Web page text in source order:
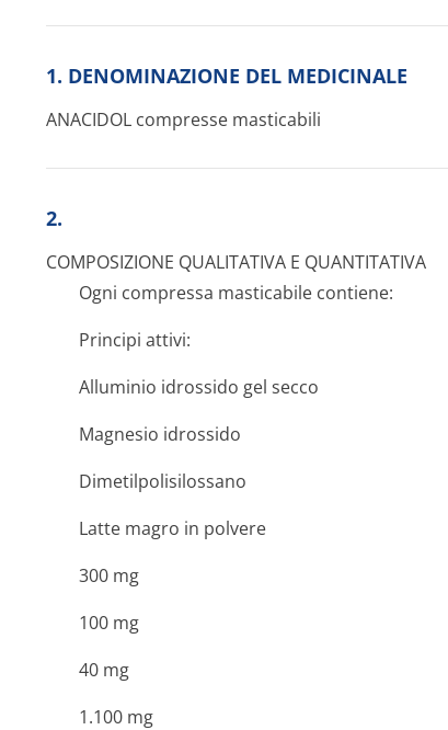
1. DENOMINAZIONE DEL MEDICINALE
ANACIDOL compresse masticabili
2.
COMPOSIZIONE QUALITATIVA E QUANTITATIVA
Ogni compressa masticabile contiene:
Principi attivi:
Alluminio idrossido gel secco
Magnesio idrossido
Dimetilpolisi­lossano
Latte magro in polvere
300 mg
100 mg
40 mg
1.100 mg